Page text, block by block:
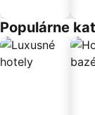
Populárne